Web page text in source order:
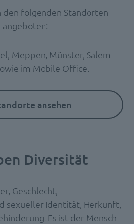
den folgenden Standorten
Meppen, Münster, Salem
im Mobile Office.
ansehen
Diversität
Geschlecht,
sexueller Identität, Herkunft,
Es ist der Mensch